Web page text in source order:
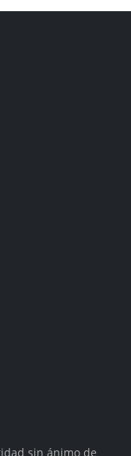
sin ánimo de